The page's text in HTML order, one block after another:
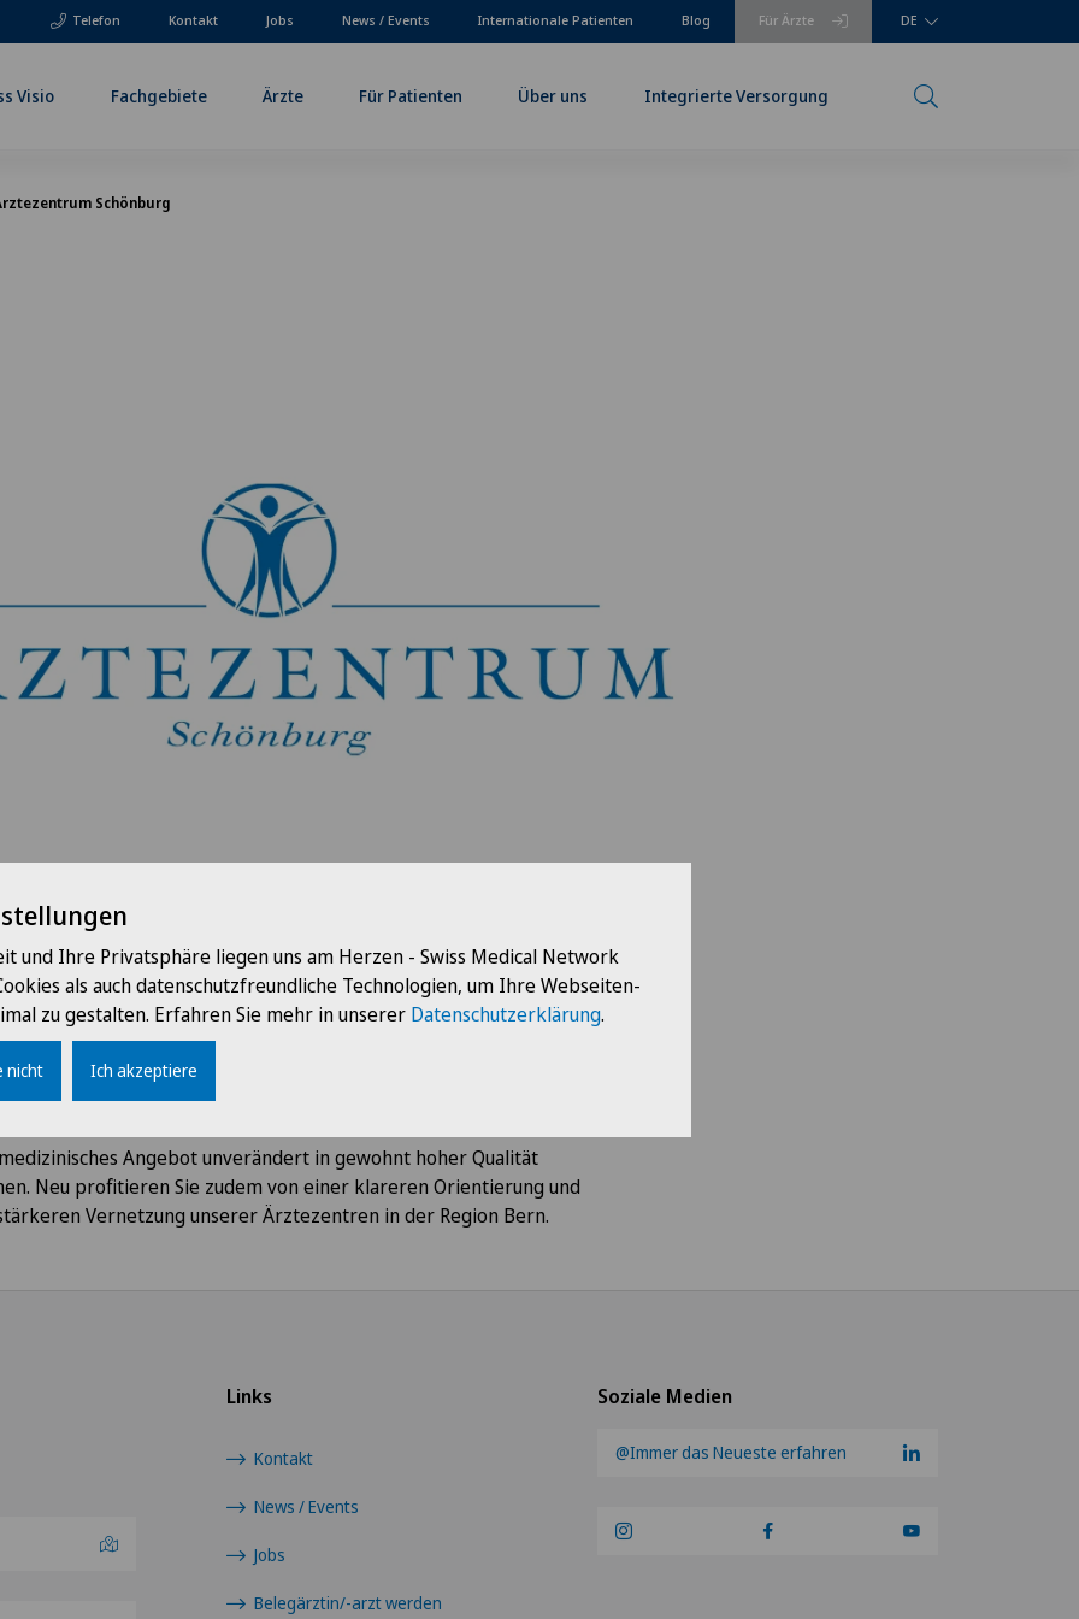
Telefon Für Ärzte
Kontakt Jobs News / Events Internationale Patienten Blog DE
Visio Fachgebiete Ärzte Für Patienten Über uns Integrierte Versorgung
Schönburg
Name: Ärztezentrum Schönburg
Gruppenpraxis Schönburg trägt neu den Namen
Schönburg. Damit schaffen wir Klarheit und Kontinuität
Angebot unverändert in gewohnt hoher Qualität
Neu profitieren Sie zudem von einer klareren Orientierung und
Vernetzung unserer Ärztezentren in der Region Bern.
Soziale Medien
@Immer das Neueste erfahren
Links
Kontakt
News / Events
Jobs
Belegärztin/-arzt werden
und Ihre Privatsphäre liegen uns am Herzen - Swiss Medical Network
als auch datenschutzfreundliche Technologien, um Ihre Webseiten-
zu gestalten. Erfahren Sie mehr in unserer Datenschutzerklärung.
nicht Ich akzeptiere